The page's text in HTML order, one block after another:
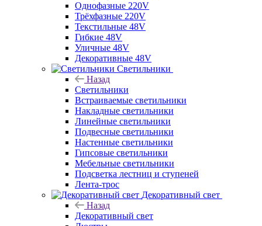
Однофазные 220V
Трёхфазные 220V
Текстильные 48V
Гибкие 48V
Уличные 48V
Декоративные 48V
Светильники
Назад
Светильники
Встраиваемые светильники
Накладные светильники
Линейные светильники
Подвесные светильники
Настенные светильники
Гипсовые светильники
Мебельные светильники
Подсветка лестниц и ступеней
Лента-трос
Декоративный свет
Назад
Декоративный свет